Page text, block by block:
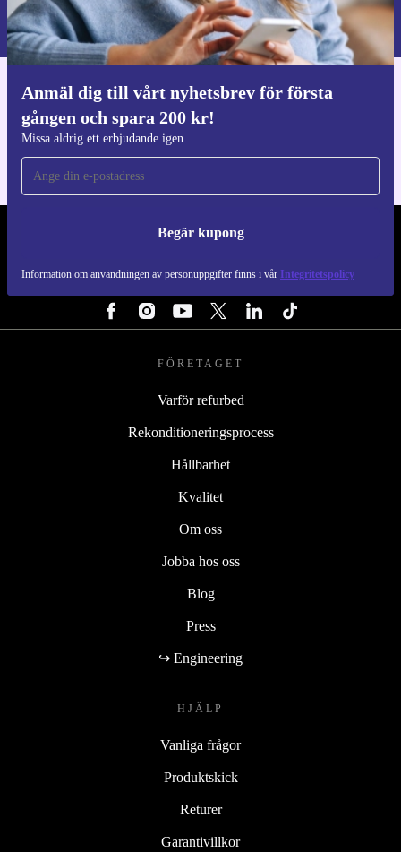
Anmäl dig till vårt nyhetsbrev för första
gången och spara 200 kr!
Missa aldrig ett erbjudande igen
Begär kupong
Information om användningen av personuppgifter finns i vår Integritetspolicy
Information om användningen av personuppgifter finns i vår
Integritetspolicy
Ladda ner refurbed appen
För iOS och Android
REFURBED SVERIGE - RETHINK NEW.
FÖLJ OSS
FÖRETAGET
Varför refurbed
Rekonditioneringsprocess
Hållbarhet
Kvalitet
Om oss
Jobba hos oss
Blog
Press
↪ Engineering
HJÄLP
Vanliga frågor
Produktskick
Returer
Garantivillkor